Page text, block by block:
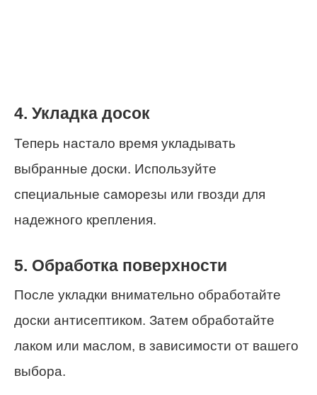
4. Укладка досок
Теперь настало время укладывать
выбранные доски. Используйте
специальные саморезы или гвозди для
надежного крепления.
5. Обработка поверхности
После укладки внимательно обработайте
доски антисептиком. Затем обработайте
лаком или маслом, в зависимости от вашего
выбора.